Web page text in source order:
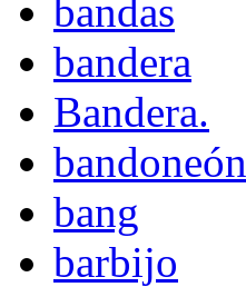
bandas
bandera
Bandera.
bandoneón
bang
barbijo